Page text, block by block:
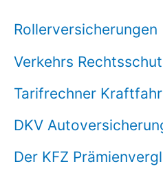
Rollerversicherungen
Verkehrs
Tarifrechner
DKV
Der KFZ